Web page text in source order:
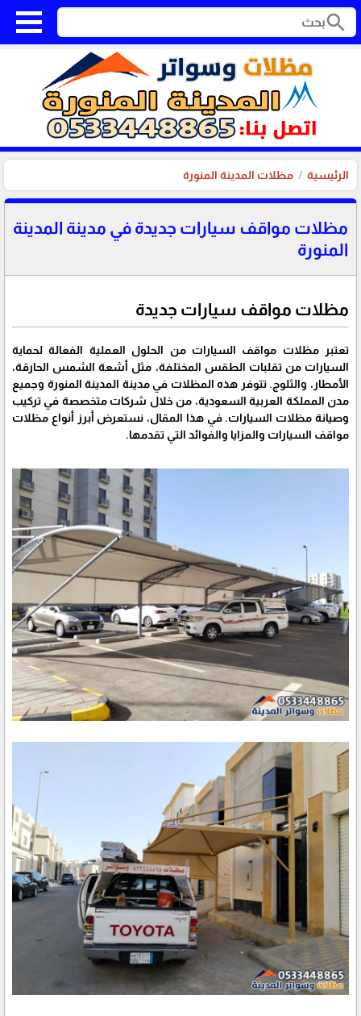
search
الرئيسية مظلات المدينة المنورة
مظلات مواقف سيارات جديدة في مدينة المدينة
المنورة
مظلات مواقف سيارات جديدة
تعتبر مظلات مواقف السيارات من الحلول العملية الفعالة لحماية
السيارات من تقلبات الطقس المختلفة، مثل أشعة الشمس الحارقة،
الأمطار، والثلوج. تتوفر هذه المظلات في مدينة المدينة المنورة وجميع
مدن المملكة العربية السعودية، من خلال شركات متخصصة في تركيب
وصيانة مظلات السيارات. في هذا المقال، نستعرض أبرز أنواع مظلات
مواقف السيارات والمزايا والفوائد التي تقدمها.